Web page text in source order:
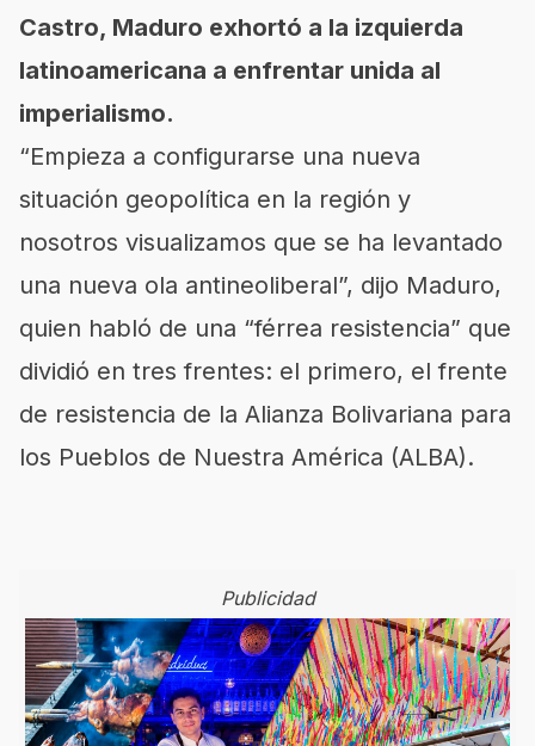
Castro, Maduro exhortó a la izquierda
latinoamericana a enfrentar unida al
imperialismo.
“Empieza a configurarse una nueva
situación geopolítica en la región y
nosotros visualizamos que se ha levantado
una nueva ola antineoliberal”, dijo Maduro,
quien habló de una “férrea resistencia” que
dividió en tres frentes: el primero, el frente
de resistencia de la Alianza Bolivariana para
los Pueblos de Nuestra América (ALBA).
Publicidad